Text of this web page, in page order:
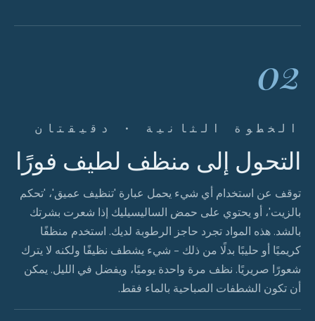
02
الخطوة الثانية · دقيقتان
التحول إلى منظف لطيف فورًا
توقف عن استخدام أي شيء يحمل عبارة 'تنظيف عميق'، 'تحكم
بالزيت'، أو يحتوي على حمض الساليسيليك إذا شعرت بشرتك
بالشد. هذه المواد تجرد حاجز الرطوبة لديك. استخدم منظفًا
كريميًا أو حليبًا بدلًا من ذلك - شيء يشطف نظيفًا ولكنه لا يترك
شعورًا صريريًا. نظف مرة واحدة يوميًا، ويفضل في الليل. يمكن
أن تكون الشطفات الصباحية بالماء فقط.